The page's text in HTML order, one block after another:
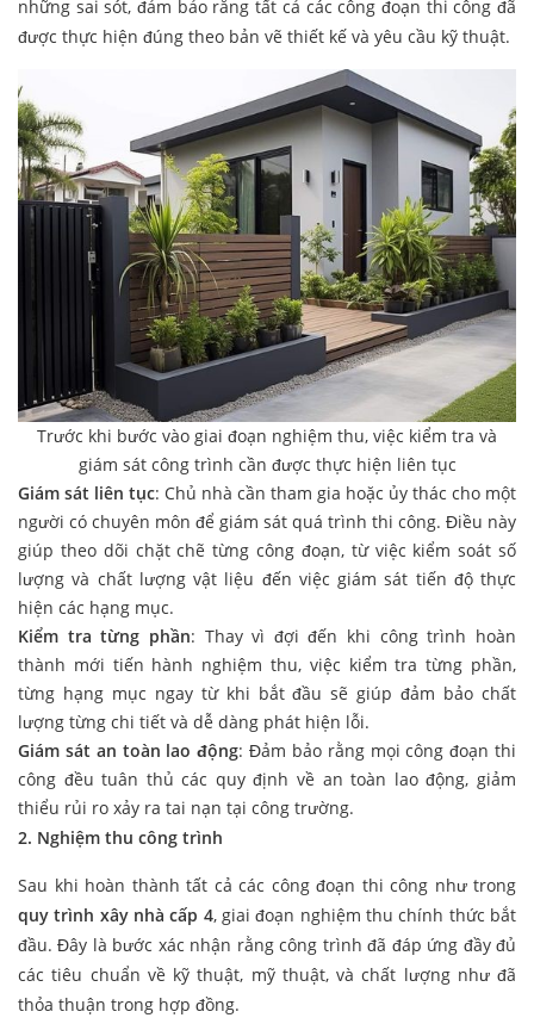
những sai sót, đảm bảo rằng tất cả các công đoạn thi công đã
được thực hiện đúng theo bản vẽ thiết kế và yêu cầu kỹ thuật.
Trước khi bước vào giai đoạn nghiệm thu, việc kiểm tra và
giám sát công trình cần được thực hiện liên tục
Giám sát liên tục: Chủ nhà cần tham gia hoặc ủy thác cho một
người có chuyên môn để giám sát quá trình thi công. Điều này
giúp theo dõi chặt chẽ từng công đoạn, từ việc kiểm soát số
lượng và chất lượng vật liệu đến việc giám sát tiến độ thực
hiện các hạng mục.
Kiểm tra từng phần: Thay vì đợi đến khi công trình hoàn
thành mới tiến hành nghiệm thu, việc kiểm tra từng phần,
từng hạng mục ngay từ khi bắt đầu sẽ giúp đảm bảo chất
lượng từng chi tiết và dễ dàng phát hiện lỗi.
Giám sát an toàn lao động: Đảm bảo rằng mọi công đoạn thi
công đều tuân thủ các quy định về an toàn lao động, giảm
thiểu rủi ro xảy ra tai nạn tại công trường.
2. Nghiệm thu công trình
Sau khi hoàn thành tất cả các công đoạn thi công như trong
quy trình xây nhà cấp 4, giai đoạn nghiệm thu chính thức bắt
đầu. Đây là bước xác nhận rằng công trình đã đáp ứng đầy đủ
các tiêu chuẩn về kỹ thuật, mỹ thuật, và chất lượng như đã
thỏa thuận trong hợp đồng.